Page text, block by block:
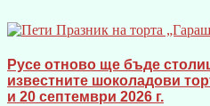
Русе отново ще бъде
известните шоколадови
и 20 септември 2026 г.